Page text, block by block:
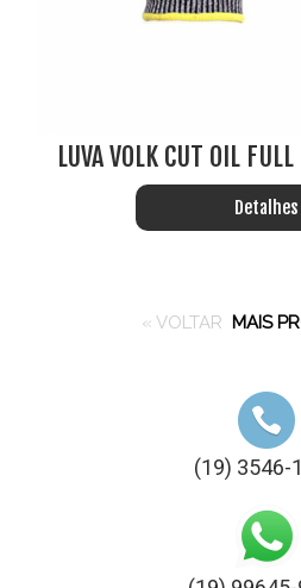
LUVA VOLK CUT OIL
Detalhes
« VOLTAR MAIS
(19) 3546-